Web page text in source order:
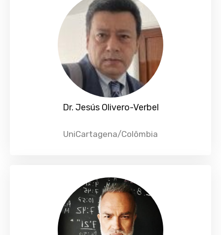
Dr. Jesús Olivero-Verbel
UniCartagena/Colômbia